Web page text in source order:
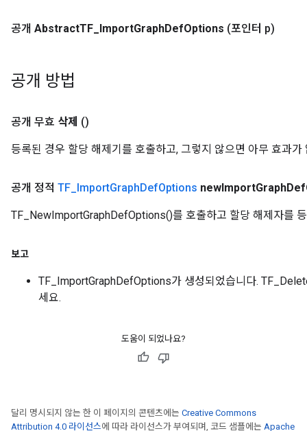
공개 AbstractTF ImportGraphDefOptions (포인터 p)
공개 방법
공개 무효 삭제 ()
등록된 경우 할당 해제기를 호출하고, 그렇지 않으면 아무 효과가
공개 정적 TF ImportGraphDefOptions newImportGraphDef
TF_NewImportGraphDefOptions()를 호출하고 할당 해제자를
보고
TF_ImportGraphDefOptions가 생성되었습니다.
세요.
도움이 되었나요?
달리 명시되지 않는 한 이 페이지의 콘텐츠에는 Creative Commons
Attribution 4.0 라이선스에 따라 라이선스가 부여되며, 코드 샘플에는 Apache